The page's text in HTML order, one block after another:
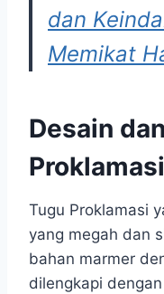
dan
Memikat
Desain
Proklamasi
Tugu Proklamasi
yang megah dan
bahan marmer
dilengkapi